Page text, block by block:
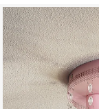
Skip
to
the
end
of
the